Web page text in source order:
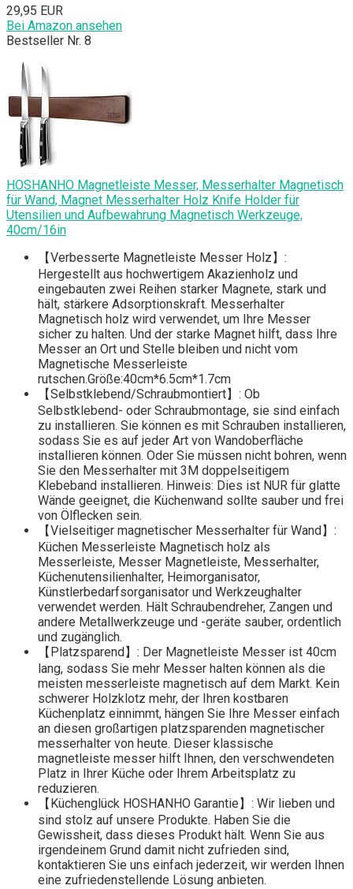
29,95 EUR
Bei Amazon ansehen
Bestseller Nr. 8
HOSHANHO Magnetleiste Messer, Messerhalter Magnetisch
für Wand, Magnet Messerhalter Holz Knife Holder für
Utensilien und Aufbewahrung Magnetisch Werkzeuge,
40cm/16in
【Verbesserte Magnetleiste Messer Holz】:
Hergestellt aus hochwertigem Akazienholz und
eingebauten zwei Reihen starker Magnete, stark und
hält, stärkere Adsorptionskraft. Messerhalter
Magnetisch holz wird verwendet, um Ihre Messer
sicher zu halten. Und der starke Magnet hilft, dass Ihre
Messer an Ort und Stelle bleiben und nicht vom
Magnetische Messerleiste
rutschen.Größe:40cm*6.5cm*1.7cm
【Selbstklebend/Schraubmontiert】: Ob
Selbstklebend- oder Schraubmontage, sie sind einfach
zu installieren. Sie können es mit Schrauben installieren,
sodass Sie es auf jeder Art von Wandoberfläche
installieren können. Oder Sie müssen nicht bohren, wenn
Sie den Messerhalter mit 3M doppelseitigem
Klebeband installieren. Hinweis: Dies ist NUR für glatte
Wände geeignet, die Küchenwand sollte sauber und frei
von Ölflecken sein.
【Vielseitiger magnetischer Messerhalter für Wand】:
Küchen Messerleiste Magnetisch holz als
Messerleiste, Messer Magnetleiste, Messerhalter,
Küchenutensilienhalter, Heimorganisator,
Künstlerbedarfsorganisator und Werkzeughalter
verwendet werden. Hält Schraubendreher, Zangen und
andere Metallwerkzeuge und -geräte sauber, ordentlich
und zugänglich.
【Platzsparend】: Der Magnetleiste Messer ist 40cm
lang, sodass Sie mehr Messer halten können als die
meisten messerleiste magnetisch auf dem Markt. Kein
schwerer Holzklotz mehr, der Ihren kostbaren
Küchenplatz einnimmt, hängen Sie Ihre Messer einfach
an diesen großartigen platzsparenden magnetischer
messerhalter von heute. Dieser klassische
magnetleiste messer hilft Ihnen, den verschwendeten
Platz in Ihrer Küche oder Ihrem Arbeitsplatz zu
reduzieren.
【Küchenglück HOSHANHO Garantie】: Wir lieben und
sind stolz auf unsere Produkte. Haben Sie die
Gewissheit, dass dieses Produkt hält. Wenn Sie aus
irgendeinem Grund damit nicht zufrieden sind,
kontaktieren Sie uns einfach jederzeit, wir werden Ihnen
eine zufriedenstellende Lösung anbieten.